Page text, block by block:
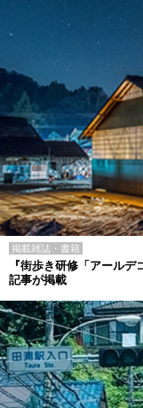
掲載雑誌・書籍
『街歩き研修「アール
記事が掲載